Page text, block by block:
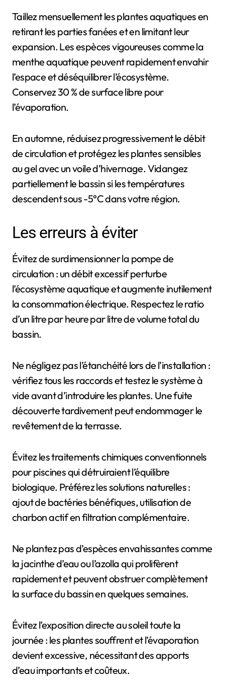
Taillez mensuellement les plantes aquatiques en
retirant les parties fanées et en limitant leur
expansion. Les espèces vigoureuses comme la
menthe aquatique peuvent rapidement envahir
l’espace et déséquilibrer l’écosystème.
Conservez 30 % de surface libre pour
l’évaporation.
En automne, réduisez progressivement le débit
de circulation et protégez les plantes sensibles
au gel avec un voile d’hivernage. Vidangez
partiellement le bassin si les températures
descendent sous -5°C dans votre région.
Les erreurs à éviter
Évitez de surdimensionner la pompe de
circulation : un débit excessif perturbe
l’écosystème aquatique et augmente inutilement
la consommation électrique. Respectez le ratio
d’un litre par heure par litre de volume total du
bassin.
Ne négligez pas l’étanchéité lors de l’installation :
vérifiez tous les raccords et testez le système à
vide avant d’introduire les plantes. Une fuite
découverte tardivement peut endommager le
revêtement de la terrasse.
Évitez les traitements chimiques conventionnels
pour piscines qui détruiraient l’équilibre
biologique. Préférez les solutions naturelles :
ajout de bactéries bénéfiques, utilisation de
charbon actif en filtration complémentaire.
Ne plantez pas d’espèces envahissantes comme
la jacinthe d’eau ou l’azolla qui prolifèrent
rapidement et peuvent obstruer complètement
la surface du bassin en quelques semaines.
Évitez l’exposition directe au soleil toute la
journée : les plantes souffrent et l’évaporation
devient excessive, nécessitant des apports
d’eau importants et coûteux.